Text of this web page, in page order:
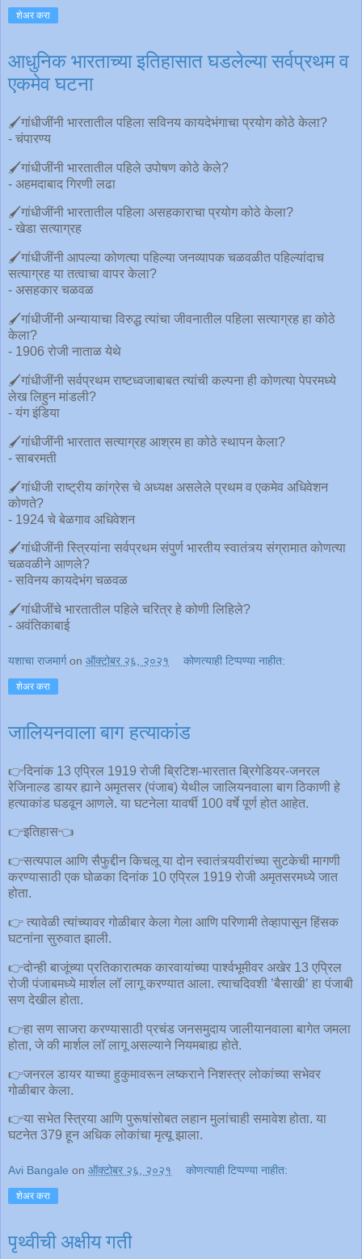
शेअर करा
आधुनिक भारताच्या इतिहासात घडलेल्या सर्वप्रथम व
एकमेव घटना
🖌गांधीजींनी भारतातील पहिला सविनय कायदेभंगाचा प्रयोग कोठे केला?
- चंपारण्य
🖌गांधीजींनी भारतातील पहिले उपोषण कोठे केले?
- अहमदाबाद गिरणी लढा
🖌गांधीजींनी भारतातील पहिला असहकाराचा प्रयोग कोठे केला?
- खेडा सत्याग्रह
🖌गांधीजींनी आपल्या कोणत्या पहिल्या जनव्यापक चळवळीत पहिल्यांदाच
सत्याग्रह या तत्वाचा वापर केला?
- असहकार चळवळ
🖌गांधीजींनी अन्यायाचा विरुद्ध त्यांचा जीवनातील पहिला सत्याग्रह हा कोठे
केला?
- 1906 रोजी नाताळ येथे
🖌गांधीजींनी सर्वप्रथम राष्टध्वजाबाबत त्यांची कल्पना ही कोणत्या पेपरमध्ये
लेख लिहुन मांडली?
- यंग इंडिया
🖌गांधीजींनी भारतात सत्याग्रह आश्रम हा कोठे स्थापन केला?
- साबरमती
🖌गांधीजी राष्ट्रीय कांग्रेस चे अध्यक्ष असलेले प्रथम व एकमेव अधिवेशन
कोणते?
- 1924 चे बेळगाव अधिवेशन
🖌गांधीजींनी स्त्रियांना सर्वप्रथम संपुर्ण भारतीय स्वातंत्र्य संग्रामात कोणत्या
चळवळीने आणले?
- सविनय कायदेभंग चळवळ
🖌गांधीजींचे भारतातील पहिले चरित्र हे कोणी लिहिले?
- अवंतिकाबाई
यशाचा राजमार्ग on ऑक्टोबर २६, २०२१ कोणत्याही टिप्पण्‍या नाहीत:
शेअर करा
जालियनवाला बाग हत्याकांड
👉दिनांक 13 एप्रिल 1919 रोजी ब्रिटिश-भारतात ब्रिगेडियर-जनरल
रेजिनाल्ड डायर ह्याने अमृतसर (पंजाब) येथील जालियनवाला बाग ठिकाणी हे
हत्याकांड घडवून आणले. या घटनेला यावर्षी 100 वर्षे पूर्ण होत आहेत.
👉इतिहास👈
👉सत्यपाल आणि सैफुद्दीन किचलू या दोन स्वातंत्र्यवीरांच्या सुटकेची मागणी
करण्यासाठी एक घोळका दिनांक 10 एप्रिल 1919 रोजी अमृतसरमध्ये जात
होता.
👉 त्यावेळी त्यांच्यावर गोळीबार केला गेला आणि परिणामी तेव्हापासून हिंसक
घटनांना सुरुवात झाली.
👉दोन्ही बाजूंच्या प्रतिकारात्मक कारवायांच्या पार्श्वभूमीवर अखेर 13 एप्रिल
रोजी पंजाबमध्ये मार्शल लॉ लागू करण्यात आला. त्याचदिवशी ’बैसाखी’ हा पंजाबी
सण देखील होता.
👉हा सण साजरा करण्यासाठी प्रचंड जनसमुदाय जालीयानवाला बागेत जमला
होता, जे की मार्शल लॉ लागू असल्याने नियमबाह्य होते.
👉जनरल डायर याच्या हुकुमावरून लष्कराने निशस्त्र लोकांच्या सभेवर
गोळीबार केला.
👉या सभेत स्त्रिया आणि पुरूषांसोबत लहान मुलांचाही समावेश होता. या
घटनेत 379 हून अधिक लोकांचा मृत्यू झाला.
Avi Bangale on ऑक्टोबर २६, २०२१ कोणत्याही टिप्पण्‍या नाहीत:
शेअर करा
पृथ्वीची अक्षीय गती